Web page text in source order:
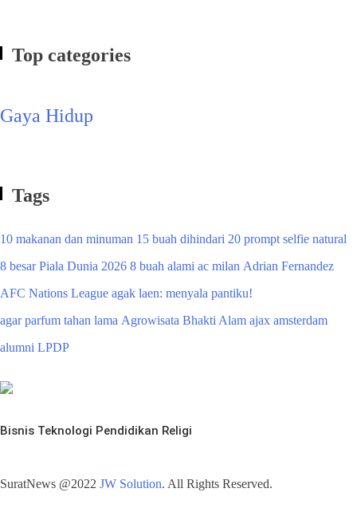
Top categories
Gaya Hidup
Tags
10 makanan dan minuman 15 buah dihindari 20 prompt selfie natural
8 besar Piala Dunia 2026 8 buah alami ac milan Adrian Fernandez
AFC Nations League agak laen: menyala pantiku!
agar parfum tahan lama Agrowisata Bhakti Alam ajax amsterdam
alumni LPDP
Bisnis Teknologi Pendidikan Religi
SuratNews @2022 JW Solution. All Rights Reserved.